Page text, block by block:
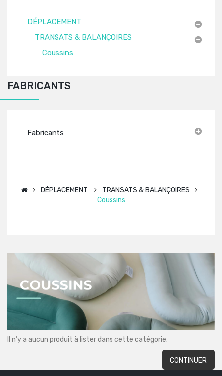
DÉPLACEMENT
TRANSATS & BALANÇOIRES
Coussins
FABRICANTS
Fabricants
DÉPLACEMENT
TRANSATS & BALANÇOIRES
Coussins
Il n’y a aucun produit à lister dans cette catégorie.
CONTINUER